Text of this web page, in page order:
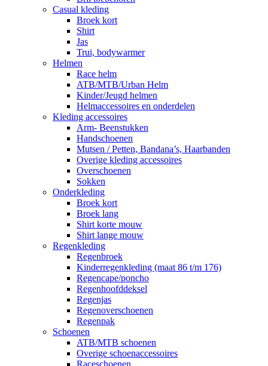
Casual kleding
Broek kort
Shirt
Jas
Trui, bodywarmer
Helmen
Race helm
ATB/MTB/Urban Helm
Kinder/Jeugd helmen
Helmaccessoires en onderdelen
Kleding accessoires
Arm- Beenstukken
Handschoenen
Mutsen / Petten, Bandana’s, Haarbanden
Overige kleding accessoires
Overschoenen
Sokken
Onderkleding
Broek kort
Broek lang
Shirt korte mouw
Shirt lange mouw
Regenkleding
Regenbroek
Kinderregenkleding (maat 86 t/m 176)
Regencape/poncho
Regenhoofddeksel
Regenjas
Regenoverschoenen
Regenpak
Schoenen
ATB/MTB schoenen
Overige schoenaccessoires